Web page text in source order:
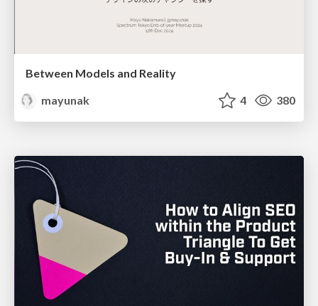
Between Models and Reality
mayunak
4 380